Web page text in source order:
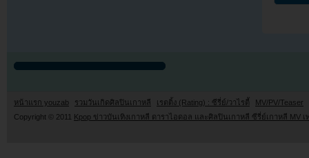
หน้าแรก youzab รวมวันเกิดศิลปินเกาหลี เรตติ้ง (Rating) : ซีรี่ย์/วาไรตี้
MV/PV/Teaser
Copyright © 2011
Kpop ข่าวบันเทิงเกาหลี ดาราไอดอล และศิลปินเกาหลี ซีรี่ย์เกาหลี MV